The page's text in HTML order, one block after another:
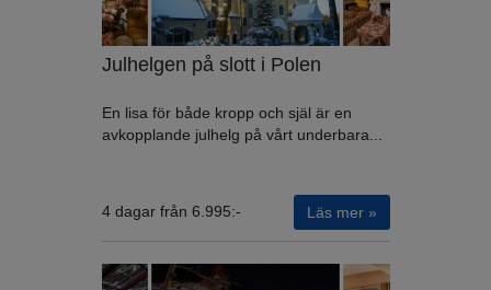
Julhelgen på slott i Polen
En lisa för både kropp och själ är en
avkopplande julhelg på vårt underbara...
4 dagar från 6.995:- Läs mer »